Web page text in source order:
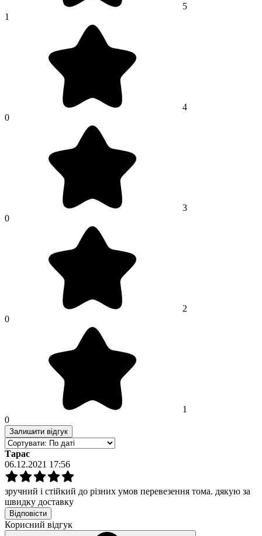
5
1
4
0
3
0
2
0
1
0
Залишити відгук
Тарас
06.12.2021 17:56
зручний і стійкий до різних умов перевезення тома. дякую за
швидку доставку
Відповісти
Корисний відгук